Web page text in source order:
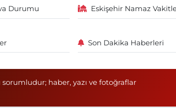
Durumu Eskişehir Namaz
Son Dakika Haberleri
haber, yazı ve fotoğraflar